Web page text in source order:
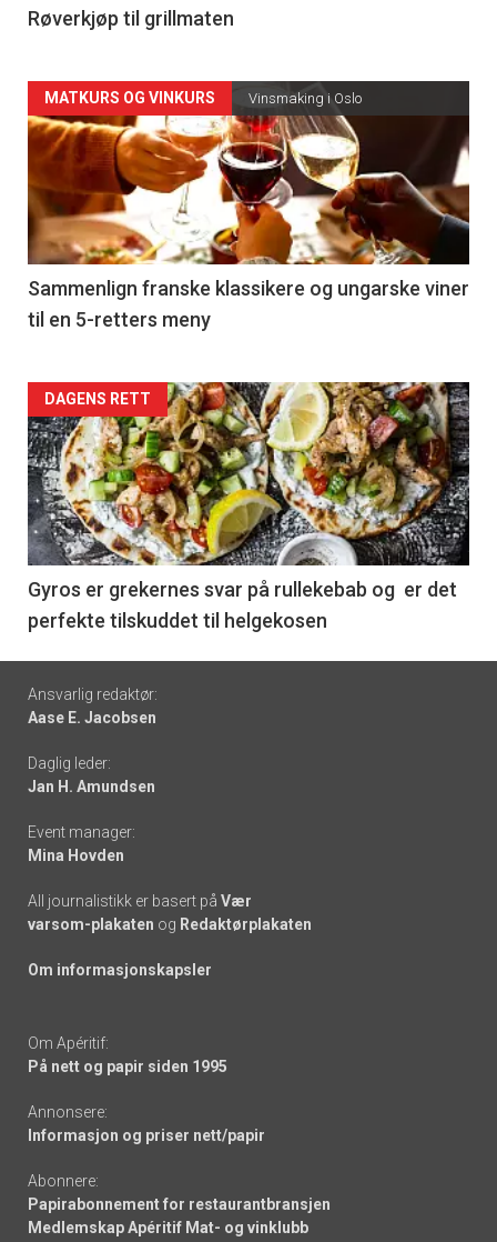
4
Røverkjøp til grillmaten
Forsiden
akkurat
nå
-
5
MATKURS OG VINKURS Vinsmaking i Oslo
Sammenlign franske klassikere og ungarske viner
til en 5-retters meny
Forsiden
akkurat
nå
-
6
DAGENS RETT
Gyros er grekernes svar på rullekebab og er det
perfekte tilskuddet til helgekosen
Footer
-
links
Ansvarlig redaktør:
Aase E. Jacobsen
Daglig leder:
Jan H. Amundsen
Event manager:
Mina Hovden
All journalistikk er basert på Vær
varsom-plakaten og Redaktørplakaten
Om informasjonskapsler
Om Apéritif:
På nett og papir siden 1995
Annonsere:
Informasjon og priser nett/papir
Abonnere:
Papirabonnement for restaurantbransjen
Medlemskap Apéritif Mat- og vinklubb